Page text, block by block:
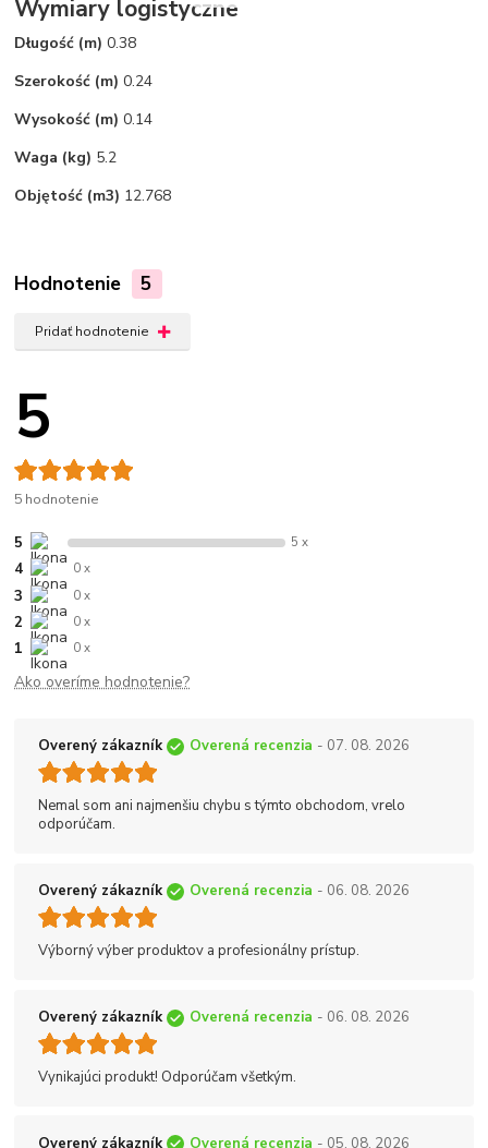
Wymiary logistyczne
Długość (m)0.38
Szerokość (m)0.24
Wysokość (m)0.14
Waga (kg) 5.2
Objętość (m3) 12.768
Hodnotenie 5
Pridať hodnotenie
5
5 hodnotenie
5 5 x
4 0 x
3 0 x
2 0 x
1 0 x
Ako overíme hodnotenie?
Overený zákazník Overená recenzia - 07. 08. 2026
Nemal som ani najmenšiu chybu s týmto obchodom, vrelo
odporúčam.
Overený zákazník Overená recenzia - 06. 08. 2026
Výborný výber produktov a profesionálny prístup.
Overený zákazník Overená recenzia - 06. 08. 2026
Vynikajúci produkt! Odporúčam všetkým.
Overený zákazník Overená recenzia - 05. 08. 2026